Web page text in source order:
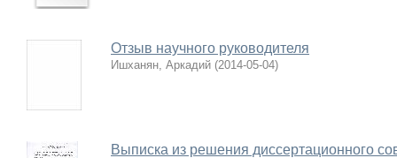
Отзыв научного руководителя
Ишханян, Аркадий (2014-05-04)
Выписка из решения диссертационного